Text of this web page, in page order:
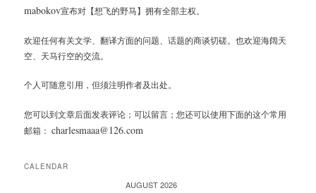
mabokov宣布对【想飞的野马】拥有全部主权。
欢迎任何有关文学、翻译方面的问题、话题的商谈切磋。也欢迎海阔天
空、天马行空的交流。
个人可随意引用，但须注明作者及出处。
您可以到文章后面发表评论；可以留言；您还可以使用下面的这个常用
邮箱： charlesmaaa@126.com
CALENDAR
AUGUST 2026